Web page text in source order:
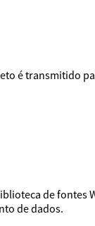
é transmitido
de fontes
de dados.